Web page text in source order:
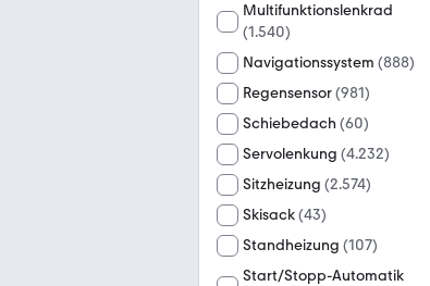
Multifunktionslenkrad
(1.540)
Navigationssystem (888)
Regensensor(981)
Schiebedach (60)
Servolenkung (4.232)
Sitzheizung (2.574)
Skisack(43)
Standheizung (107)
Start/Stopp-Automatik